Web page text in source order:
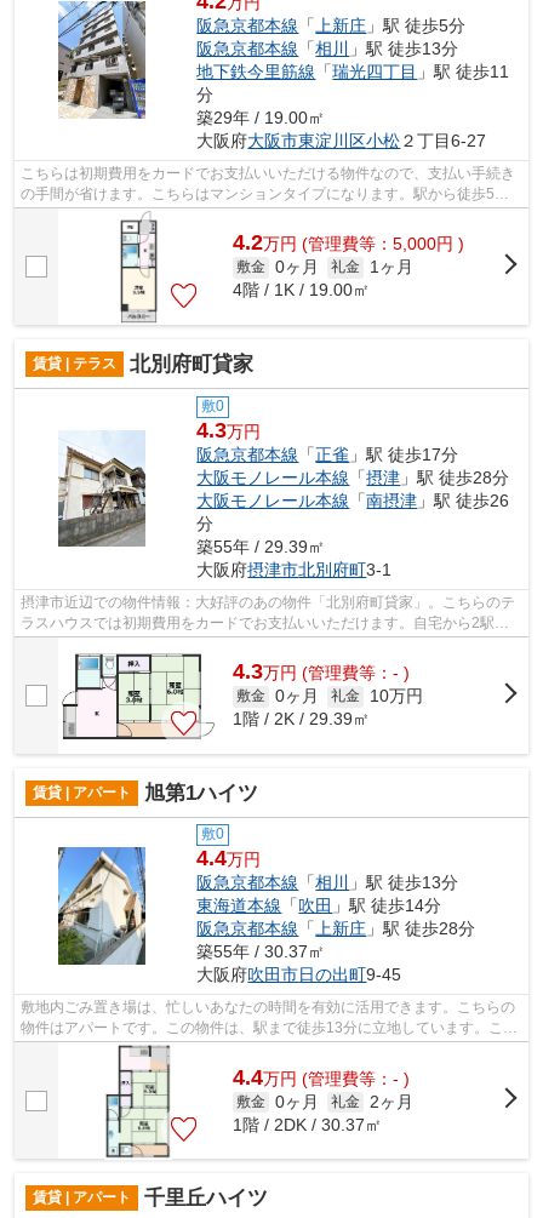
阪急京都本線 「 上新庄 」駅 徒歩5分
阪急京都本線 「相川
」駅 徒歩13分
地下鉄今里筋線 「瑞光四丁目 」駅 徒歩11
分
築29年 / 19.00㎡
大阪府大阪市東淀川区小松２丁目6-27
こちらは初期費用をカードでお支払いいただける物件なので、支払い手続き
の手間が省けます。こちらはマンションタイプになります。駅から徒歩5分
というアクセス良好な駅近物件はいかが...
4.2万円 (管理費等：5,000円 )
敷金 0ヶ月 礼金
1ヶ月
4階 / 1K / 19.00㎡
賃貸 | テラス 北別府町貸家
敷0
4.3万円
阪急京都本線 「正雀 」駅 徒歩17分
大阪モノレール本線 「摂津 」駅 徒歩28分
大阪モノレール本線 「南摂津 」駅 徒歩26
分
築55年 / 29.39㎡
大阪府摂津市北別府町3-1
摂津市近辺での物件情報：大好評のあの物件「北別府町貸家」。こちらのテ
ラスハウスでは初期費用をカードでお支払いいただけます。自宅から2駅利
用できる、利便性の高いテラスハウスで...
4.3万円 (管理費等：- )
敷金 0ヶ月 礼金
10万円
1階 / 2K / 29.39㎡
賃貸 | アパート 旭第1ハイツ
敷0
4.4万円
阪急京都本線 「相川
」駅 徒歩13分
東海道本線 「吹田 」駅 徒歩14分
阪急京都本線 「上新庄 」駅 徒歩28分
築55年 / 30.37㎡
大阪府吹田市日の出町9-45
敷地内ごみ置き場は、忙しいあなたの時間を有効に活用できます。こちらの
物件はアパートです。この物件は、駅まで徒歩13分に立地しています。こち
らは初期費用をカードでお支払いいた...
4.4万円 (管理費等：- )
敷金 0ヶ月 礼金
2ヶ月
1階 / 2DK / 30.37㎡
賃貸 | アパート 千里丘ハイツ